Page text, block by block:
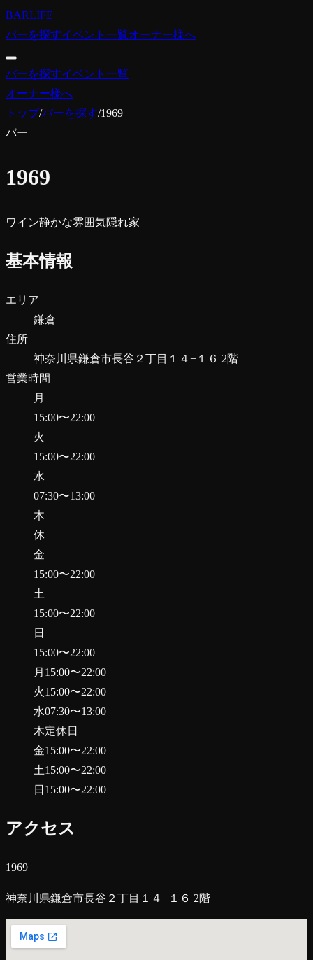
BARLIFE
バーを探すイベント一覧オーナー様へ
バーを探すイベント一覧
オーナー様へ
トップ/バーを探す/1969
バー
1969
ワイン静かな雰囲気隠れ家
基本情報
エリア
鎌倉
住所
神奈川県鎌倉市長谷２丁目１４−１６ 2階
営業時間
月
15:00〜22:00
火
15:00〜22:00
水
07:30〜13:00
木
休
金
15:00〜22:00
土
15:00〜22:00
日
15:00〜22:00
月 15:00〜22:00
火15:00〜22:00
水07:30〜13:00
木定休日
金15:00〜22:00
土15:00〜22:00
日 15:00〜22:00
アクセス
1969
神奈川県鎌倉市長谷２丁目１４−１６ 2階